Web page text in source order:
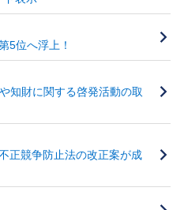
5位へ浮上！
知財に関する啓発活動の取
正競争防止法の改正案が成